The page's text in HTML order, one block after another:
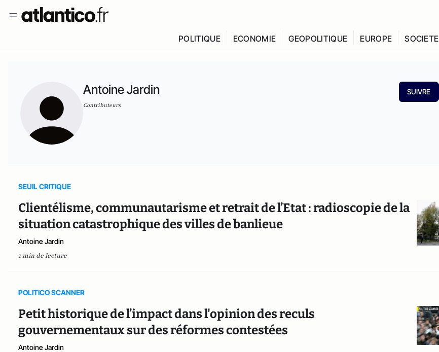
POLITIQUE ECONOMIE GEOPOLITIQUE EUROPE SOCIETE
Antoine Jardin
Contributeurs
SUIVRE
SEUIL CRITIQUE
Clientélisme, communautarisme et retrait de l’Etat : radioscopie de la
situation catastrophique des villes de banlieue
Antoine Jardin
1 min de lecture
POLITICO SCANNER
Petit historique de l’impact dans l'opinion des reculs
gouvernementaux sur des réformes contestées
Antoine Jardin